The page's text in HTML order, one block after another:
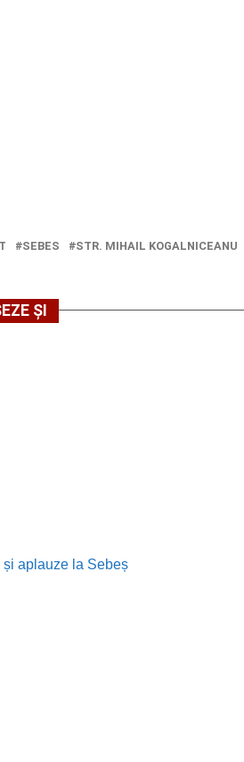
SEBES STR. MIHAIL KOGALNICEANU
ȘI
aplauze la Sebeș